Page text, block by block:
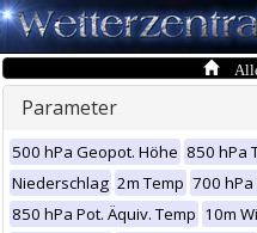
Alle
Parameter
500 hPa Geopot. Höhe 850 hPa
Niederschlag 2m Temp 700
850 hPa Pot. Äquiv. Temp 10m